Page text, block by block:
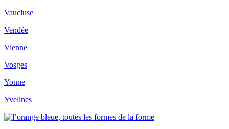
Vaucluse
Vendée
Vienne
Vosges
Yonne
Yvelines